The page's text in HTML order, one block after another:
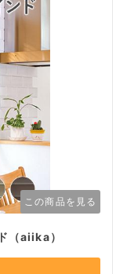
この商品を見る
（aiika）